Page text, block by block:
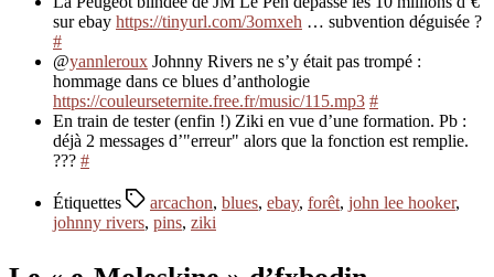
sur ebay https://tinyurl.com/3omxeh … subvention déguisée ?
#
@yannleroux Johnny Rivers ne s’y était pas trompé :
hommage dans ce blues d’anthologie
https://couleurseternite.free.fr/music/115.mp3 #
En train de tester (enfin !) Ziki en vue d’une formation. Pb :
déjà 2 messages d’"erreur" alors que la fonction est remplie.
??? #
Étiquettes arcachon, blues, ebay, forêt, john lee hooker,
johnny rivers, pins, ziki